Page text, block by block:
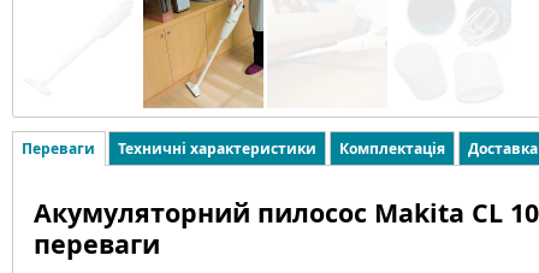
Переваги Техничні характеристики Комплектація
Акумуляторний пилосос Makita CL
переваги